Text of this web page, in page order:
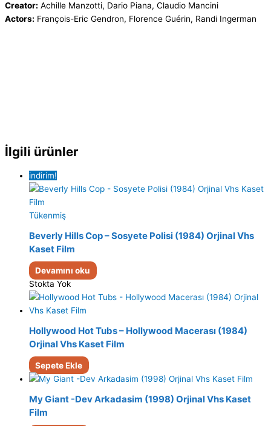
Creator: Achille Manzotti, Dario Piana, Claudio Mancini
Actors: François-Eric Gendron, Florence Guérin, Randi Ingerman
İlgili ürünler
indirim!
Tükenmiş
Beverly Hills Cop – Sosyete Polisi (1984) Orjinal Vhs
Kaset Film
Devamını oku
Stokta Yok
Hollywood Hot Tubs – Hollywood Macerası (1984)
Orjinal Vhs Kaset Film
Sepete Ekle
My Giant -Dev Arkadasim (1998) Orjinal Vhs Kaset
Film